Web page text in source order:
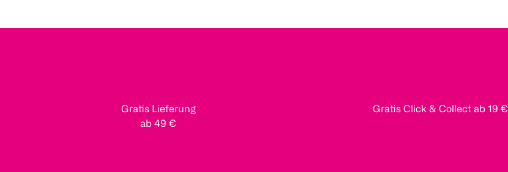
Gratis Lieferung
ab 49 €
Gratis Click & Collect ab 19 €